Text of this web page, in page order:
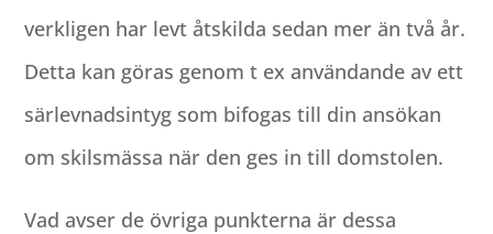
verkligen har levt åtskilda sedan mer än två år.
Detta kan göras genom t ex användande av ett
särlevnadsintyg som bifogas till din ansökan
om skilsmässa när den ges in till domstolen.
Vad avser de övriga punkterna är dessa